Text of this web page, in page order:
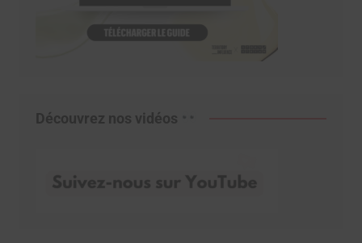
Découvrez nos vidéos